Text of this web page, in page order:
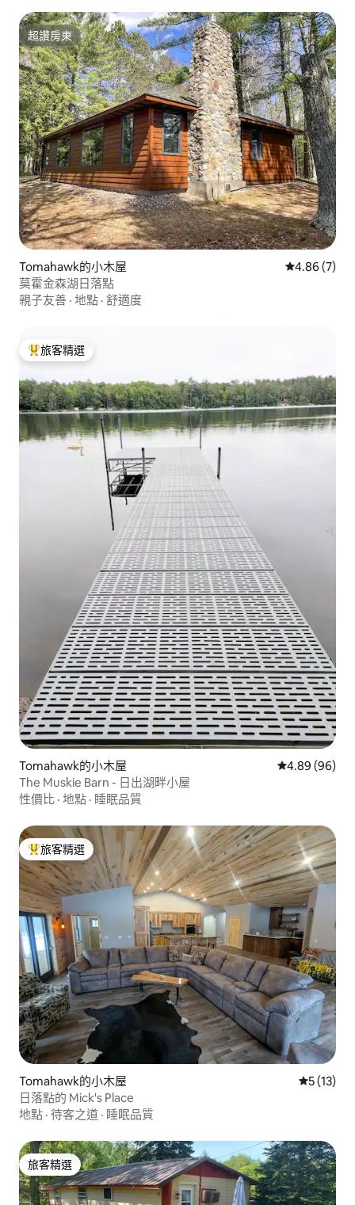
超讚房東
超讚房東
Tomahawk的小木屋 從 7 則評價
4.86 (7)
莫霍金森湖日落點
親子友善 · 地點 · 舒適度
旅客精選榜首
旅客精選
Tomahawk的小木屋 從 96 則評價
4.89 (96)
The Muskie Barn - 日出湖畔小屋
性價比 · 地點 · 睡眠品質
旅客精選榜首
旅客精選
Tomahawk的小木屋 從 13 則
5 (13)
日落點的 Mick's Place
地點 · 待客之道 · 睡眠品質
旅客精選
旅客精選